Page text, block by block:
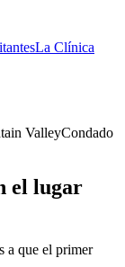
La Clínica
ValleyCondado
el lugar
a que el primer